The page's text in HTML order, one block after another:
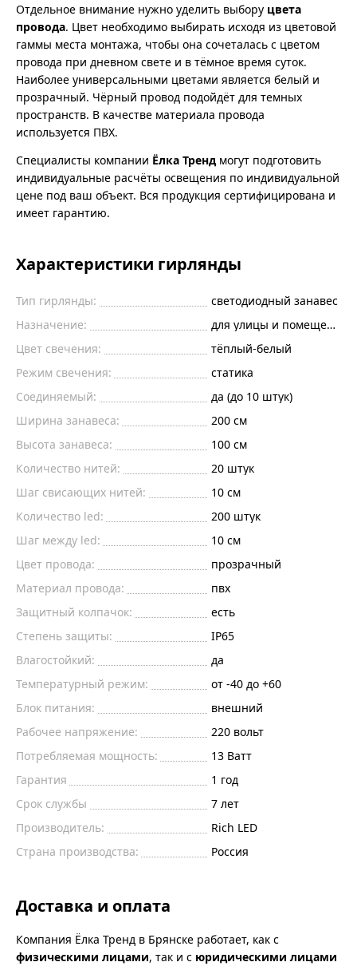
Отдельное внимание нужно уделить выбору цвета
провода. Цвет необходимо выбирать исходя из цветовой
гаммы места монтажа, чтобы она сочеталась с цветом
провода при дневном свете и в тёмное время суток.
Наиболее универсальными цветами является белый и
прозрачный. Чёрный провод подойдёт для темных
пространств. В качестве материала провода
используется ПВХ.
Специалисты компании Ёлка Тренд могут подготовить
индивидуальные расчёты освещения по индивидуальной
цене под ваш объект. Вся продукция сертифицирована и
имеет гарантию.
Характеристики гирлянды
Тип гирлянды:
светодиодный занавес
Назначение:
для улицы и помещений
Цвет свечения:
тёплый-белый
Режим свечения:
статика
Соединяемый:
да (до 10 штук)
Ширина занавеса:
200 см
Высота занавеса:
100 см
Количество нитей:
20 штук
Шаг свисающих нитей:
10 см
Количество led:
200 штук
Шаг между led:
10 см
Цвет провода:
прозрачный
Материал провода:
пвх
Защитный колпачок:
есть
Степень защиты:
IP65
Влагостойкий:
да
Температурный режим:
от -40 до +60
Блок питания:
внешний
Рабочее напряжение:
220 вольт
Потребляемая мощность:
13 Ватт
Гарантия
1 год
Срок службы
7 лет
Производитель:
Rich LED
Страна производства:
Россия
Доставка и оплата
Компания Ёлка Тренд в Брянске работает, как с
физическими лицами, так и с юридическими лицами